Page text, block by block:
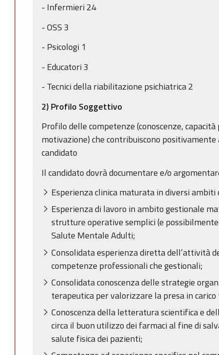
- Infermieri 24
- OSS 3
- Psicologi 1
- Educatori 3
- Tecnici della riabilitazione psichiatrica 2
2) Profilo Soggettivo
Profilo delle competenze (conoscenze,
motivazione) che contribuiscono
candidato
Il candidato dovrà documentare e/o
Esperienza clinica maturata in diversi
Esperienza di lavoro in ambito gestionale
strutture operative semplici (e
Salute Mentale Adulti;
Consolidata esperienza diretta dell’attività
competenze professionali che gestionali;
Consolidata conoscenza delle strategie
terapeutica per valorizzare la presa in
Conoscenza della letteratura scientifica e
circa il buon utilizzo dei farmaci al fine di
salute fisica dei pazienti;